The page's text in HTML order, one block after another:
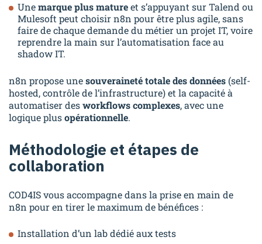
Unemarque plus matureet s’appuyant sur Talend ou
Mulesoft peut choisir n8n pour être plus agile, sans
faire de chaque demande du métier un projet IT, voire
reprendre la main sur l’automatisation face au
shadow IT.
n8n propose unesouveraineté totale des données (self-
hosted, contrôle de l’infrastructure) et la capacité à
automatiser desworkflows complexes, avec une
logique plusopérationnelle.
Méthodologie et étapes de
collaboration
COD4IS vous accompagne dans la prise en main de
n8n pour en tirer le maximum de bénéfices :
Installation d’un lab dédié aux tests